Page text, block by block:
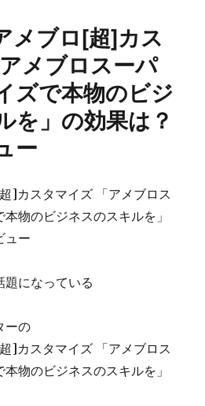
メブロ[超]カス
メブロスーパ
ズで本物のビジ
を」の効果は？
ー
]カスタマイズ 「アメブロス
物のビジネスのスキルを」
ュー
題になっている
ーの
]カスタマイズ 「アメブロス
物のビジネスのスキルを」